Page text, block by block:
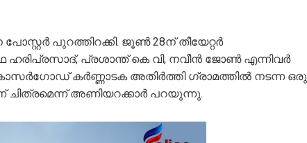
പുറത്തിറക്കി. ജൂൺ 28ന് തീയേറ്റർ
ഹരിപ്രസാദ്, പ്രശാന്ത് കെ വി, നവീൻ ജോൺ എന്നിവര്‍
കാസര്‍ഗോഡ് കർണ്ണാടക അതിർത്തി ഗ്രാമത്തിൽ നടന്ന ഒരു
അണിയറക്കാര്‍ പറയുന്നു.